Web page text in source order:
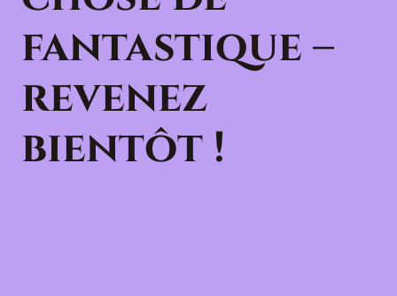
fantastique –
revenez
bientôt !